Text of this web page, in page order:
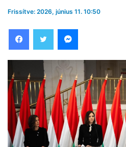
Frissítve: 2026, június 11. 10:50